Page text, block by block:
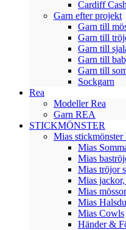
Cardiff
Garn efter projekt
Garn till
Garn till
Garn till
Garn till
Garn till
Sockgarn
Rea
Modeller Rea
Garn REA
STICKMÖNSTER
Mias stickmönster
Mias
Mias
Mias tröjor
Mias
Mias mössor
Mias
Mias Cowls
Händer &